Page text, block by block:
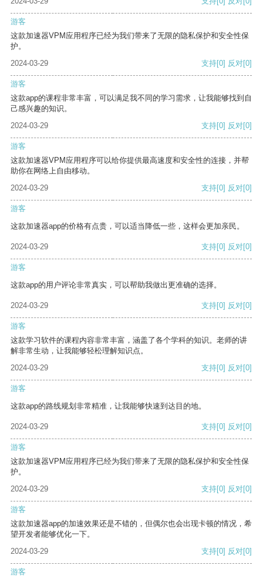
游客
这款加速器VPM应用程序已经为我们带来了无限的隐私保护和安全性保
护。
2024-03-29
支持[0] 反对[0]
游客
这款app的课程非常丰富，可以满足我不同的学习需求，让我能够找到自
己感兴趣的知识。
2024-03-29
支持[0] 反对[0]
游客
这款加速器VPM应用程序可以给你提供最高速度和安全性的连接，并帮
助你在网络上自由移动。
2024-03-29
支持[0] 反对[0]
游客
这款加速器app的价格有点贵，可以适当降低一些，这样会更加亲民。
2024-03-29 支持[0] 反对[0]
游客
这款app的用户评论非常真实，可以帮助我做出更准确的选择。
2024-03-29 支持[0] 反对[0]
游客
这款学习软件的课程内容非常丰富，涵盖了各个学科的知识。老师的讲
解非常生动，让我能够轻松理解知识点。
2024-03-29
支持[0] 反对[0]
游客
这款app的路线规划非常精准，让我能够快速到达目的地。
2024-03-29 支持[0] 反对[0]
游客
这款加速器VPM应用程序已经为我们带来了无限的隐私保护和安全性保
护。
2024-03-29
支持[0] 反对[0]
游客
这款加速器app的加速效果还是不错的，但偶尔也会出现卡顿的情况，希
望开发者能够优化一下。
2024-03-29
支持[0] 反对[0]
游客